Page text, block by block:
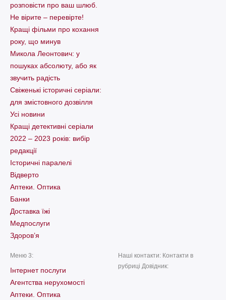
розповісти про ваш шлюб.
Не вірите – перевірте!
Кращі фільми про кохання
року, що минув
Микола Леонтович: у
пошуках абсолюту, або як
звучить радість
Свіженькі історичні серіали:
для змістовного дозвілля
Усі новини
Кращі детективні серіали
2022 – 2023 років: вибір
редакції
Історичні паралелі
Відверто
Аптеки. Оптика
Банки
Доставка їжі
Медпослуги
Здоров’я
Меню 3:
Інтернет послуги
Агентства нерухомості
Аптеки. Оптика
Наші контакти: Контакти в
рубриці Довідник: